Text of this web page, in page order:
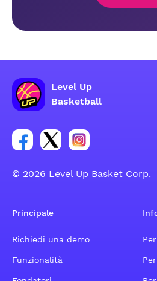
Level Up
Basketball
Link per il gruppo social
Link per il gruppo social
Link per il gruppo
© 2026 Level Up Basket Corp.
Principale
Richiedi una demo
Funzionalità